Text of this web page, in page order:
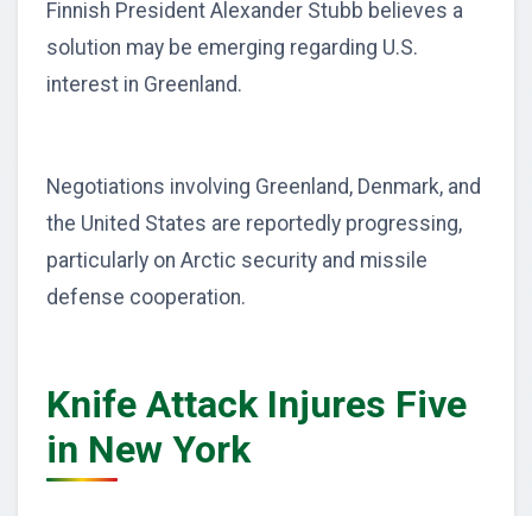
Finnish President Alexander Stubb believes a
solution may be emerging regarding U.S.
interest in Greenland.
Negotiations involving Greenland, Denmark, and
the United States are reportedly progressing,
particularly on Arctic security and missile
defense cooperation.
Knife Attack Injures Five
in New York